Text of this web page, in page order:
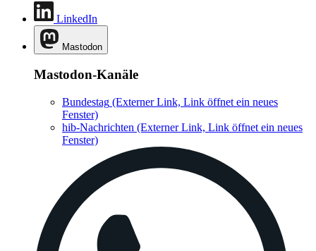
LinkedIn
Mastodon
Mastodon-Kanäle
Bundestag (Externer Link, Link öffnet ein neues
Fenster)
hib-Nachrichten (Externer Link, Link öffnet ein neues
Fenster)